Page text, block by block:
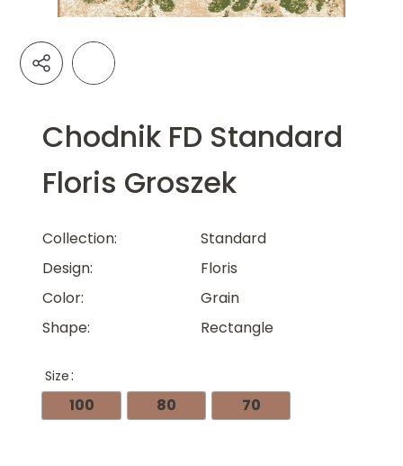
Chodnik FD Standard
Floris Groszek
Collection
Standard
Design
Floris
Color
Grain
Shape
Rectangle
Size
100 80 70